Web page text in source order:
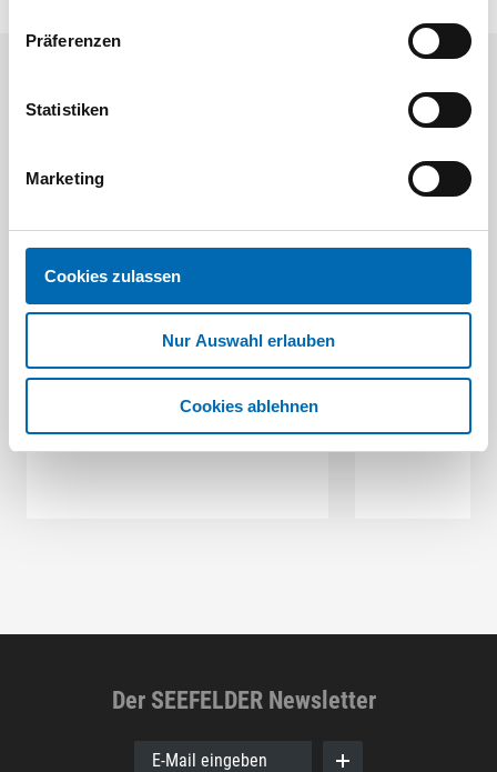
Präferenzen
Statistiken
Marketing
Cookies zulassen
Nur Auswahl erlauben
Cookies ablehnen
Festool
SELFCLEAN Filtersack SC FIS-CT
8 Ausführungen
Der SEEFELDER Newsletter
E-Mail eingeben